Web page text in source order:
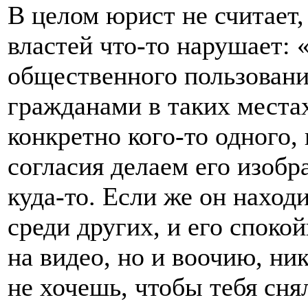
В целом юрист не
властей что-то нарушает:
общественного
гражданами в таких
конкретно кого-то
согласия делаем его
куда-то. Если же он
среди других, и его
на видео, но и воочию,
не хочешь, чтобы тебя